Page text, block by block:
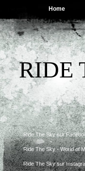
Home
RIDE
Ride The Sky sur
Ride The Sky - World of
Ride The Sky sur